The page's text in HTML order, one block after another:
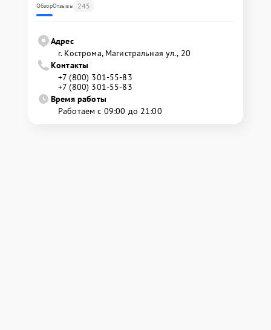
ОбзорОтзывы 245
Адрес
г. Кострома, Магистральная ул., 20
Контакты
+7 (800) 301-55-83
+7 (800) 301-55-83
Время работы
Работаем с 09:00 до 21:00